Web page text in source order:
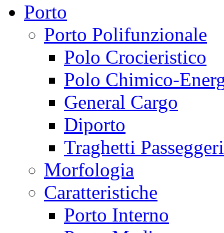
Porto
Porto Polifunzionale
Polo Crocieristico
Polo Chimico-
General Cargo
Diporto
Traghetti Passeggeri
Morfologia
Caratteristiche
Porto Interno